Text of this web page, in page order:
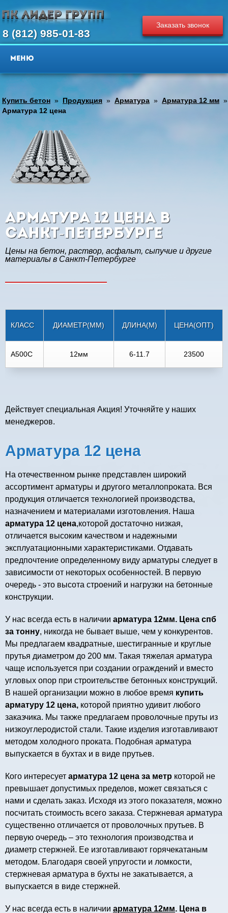
8 (812) 985-01-83
Заказать звонок
Купить бетон » Продукция » Арматура » Арматура 12 мм »
Арматура 12 цена
Арматура 12 цена в
Санкт-Петербурге
Цены на бетон, раствор, асфальт, сыпучие и другие
материалы в Санкт-Петербурге
КЛАСС ДИАМЕТР(ММ) ДЛИНА(М) ЦЕНА(ОПТ)
А500С 12мм 6-11.7 23500
Действует специальная Акция! Уточняйте у наших
менеджеров.
Арматура 12 цена
На отечественном рынке представлен широкий
ассортимент арматуры и другого металлопроката. Вся
продукция отличается технологией производства,
назначением и материалами изготовления. Наша
арматура 12 цена,которой достаточно низкая,
отличается высоким качеством и надежными
эксплуатационными характеристиками. Отдавать
предпочтение определенному виду арматуры следует в
зависимости от некоторых особенностей. В первую
очередь - это высота строений и нагрузки на бетонные
конструкции.
У нас всегда есть в наличии арматура 12мм. Цена спб
за тонну, никогда не бывает выше, чем у конкурентов.
Мы предлагаем квадратные, шестигранные и круглые
прутья диаметром до 200 мм. Такая тяжелая арматура
чаще используется при создании ограждений и вместо
угловых опор при строительстве бетонных конструкций.
В нашей организации можно в любое время купить
арматуру 12 цена, которой приятно удивит любого
заказчика. Мы также предлагаем проволочные пруты из
низкоуглеродистой стали. Такие изделия изготавливают
методом холодного проката. Подобная арматура
выпускается в бухтах и в виде прутьев.
Кого интересует арматура 12 цена за метр которой не
превышает допустимых пределов, может связаться с
нами и сделать заказ. Исходя из этого показателя, можно
посчитать стоимость всего заказа. Стержневая арматура
существенно отличается от проволочных прутьев. В
первую очередь – это технология производства и
диаметр стержней. Ее изготавливают горячекатаным
методом. Благодаря своей упругости и ломкости,
стержневая арматура в бухты не закатывается, а
выпускается в виде стержней.
У нас всегда есть в наличии арматура 12мм. Цена в